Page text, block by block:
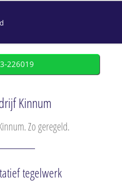
226019
Kinnum
Zo geregeld.
tegelwerk